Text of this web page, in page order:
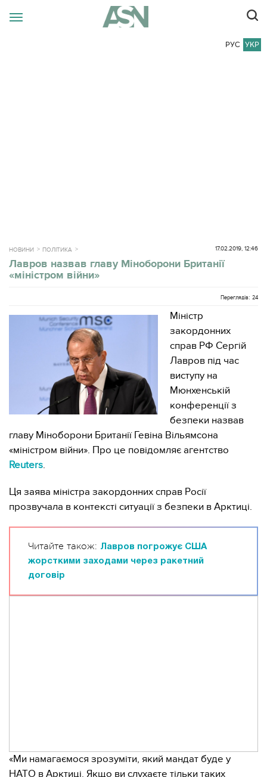
РУС УКР
НОВИНИ ПОЛІТИКА 17.02.2019, 12:46
Лавров назвав главу Міноборони Британії
«міністром війни»
Переглядів: 24
Міністр
закордонних
справ РФ Сергій
Лавров під час
виступу на
Мюнхенській
конференції з
безпеки назвав
главу Міноборони Британії Гевіна Вільямсона
«міністром війни». Про це повідомляє агентство
Reuters.
Ця заява міністра закордонних справ Росії
прозвучала в контексті ситуації з безпеки в Арктиці.
Читайте також: Лавров погрожує США
жорсткими заходами через ракетний
договір
«Ми намагаємося зрозуміти, який мандат буде у
НАТО в Арктиці. Якщо ви слухаєте тільки таких